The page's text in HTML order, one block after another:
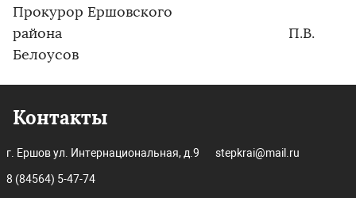
Прокурор Ершовского
района П.В.
Белоусов
Контакты
г. Ершов ул. Интернациональная, д.9 stepkrai@mail.ru
8 (84564) 5-47-74